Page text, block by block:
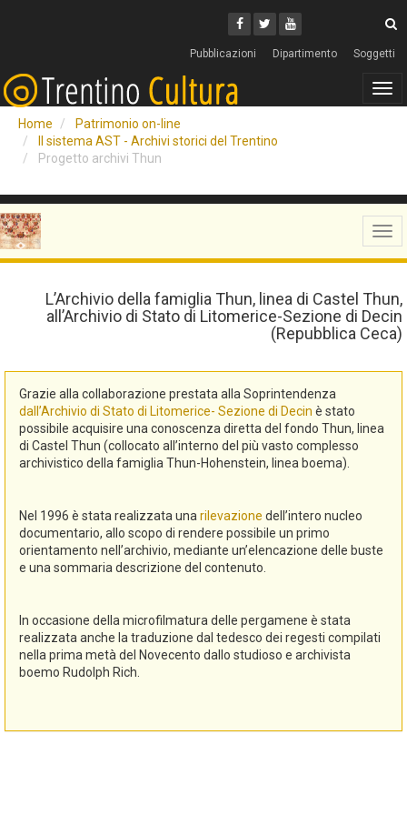
Facebook
Twitter
Youtube
Pubblicazioni Dipartimento Soggetti
Home
Patrimonio on-line
Il sistema AST - Archivi storici del Trentino
Progetto archivi Thun
L’Archivio della famiglia Thun, linea di Castel Thun,
all’Archivio di Stato di Litomerice-Sezione di Decin
(Repubblica Ceca)
Grazie alla collaborazione prestata alla Soprintendenza
dall’Archivio di Stato di Litomerice- Sezione di Decin è stato
possibile acquisire una conoscenza diretta del fondo Thun, linea
di Castel Thun (collocato all’interno del più vasto complesso
archivistico della famiglia Thun-Hohenstein, linea boema).
Nel 1996 è stata realizzata una rilevazione dell’intero nucleo
documentario, allo scopo di rendere possibile un primo
orientamento nell’archivio, mediante un’elencazione delle buste
e una sommaria descrizione del contenuto.
In occasione della microfilmatura delle pergamene è stata
realizzata anche la traduzione dal tedesco dei regesti compilati
nella prima metà del Novecento dallo studioso e archivista
boemo Rudolph Rich.